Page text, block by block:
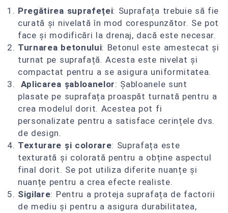
Pregătirea suprafeței: Suprafața trebuie să fie
curată și nivelată în mod corespunzător. Se pot
face și modificări la drenaj, dacă este necesar.
Turnarea betonului: Betonul este amestecat și
turnat pe suprafață. Acesta este nivelat și
compactat pentru a se asigura uniformitatea.
Aplicarea șabloanelor: Șabloanele sunt
plasate pe suprafața proaspăt turnată pentru a
crea modelul dorit. Acestea pot fi
personalizate pentru a satisface cerințele dvs.
de design.
Texturare și colorare: Suprafața este
texturată și colorată pentru a obține aspectul
final dorit. Se pot utiliza diferite nuanțe și
nuanțe pentru a crea efecte realiste.
Sigilare: Pentru a proteja suprafața de factorii
de mediu și pentru a asigura durabilitatea,